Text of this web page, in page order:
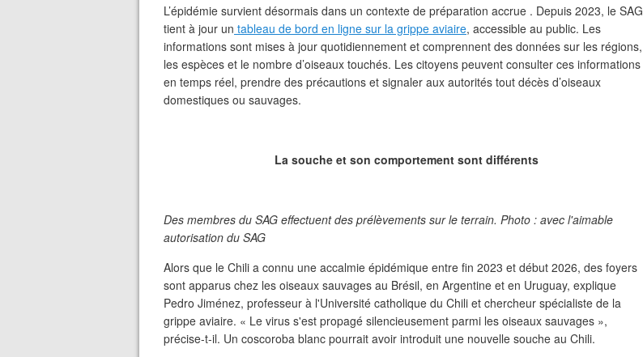
L’épidémie survient désormais dans un contexte de préparation accrue . Depuis 2023, le SAG
tient à jour un tableau de bord en ligne sur la grippe aviaire, accessible au public. Les
informations sont mises à jour quotidiennement et comprennent des données sur les régions,
les espèces et le nombre d’oiseaux touchés. Les citoyens peuvent consulter ces informations
en temps réel, prendre des précautions et signaler aux autorités tout décès d’oiseaux
domestiques ou sauvages.
La souche et son comportement sont différents
Des membres du SAG effectuent des prélèvements sur le terrain. Photo : avec l'aimable
autorisation du SAG
Alors que le Chili a connu une accalmie épidémique entre fin 2023 et début 2026, des foyers
sont apparus chez les oiseaux sauvages au Brésil, en Argentine et en Uruguay, explique
Pedro Jiménez, professeur à l'Université catholique du Chili et chercheur spécialiste de la
grippe aviaire. « Le virus s'est propagé silencieusement parmi les oiseaux sauvages »,
précise-t-il. Un coscoroba blanc pourrait avoir introduit une nouvelle souche au Chili.